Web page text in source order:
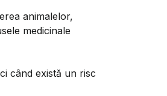
animalelor,
medicinale
când există un risc